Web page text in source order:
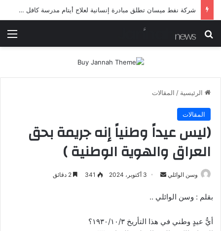
شركة نفط ميسان تطلق مبادرة إنسانية لعلاج أيتام مدرسة كافل اليتيم
بحث عن
الرئيسية / المقالات
المقالات
(ليس عيداً وطنياً إنه جريمة بحق
العراق والهوية الوطنية )
وسن الوائلي
أرسل
إلكترونيا
3 أكتوبر، 2024 341
بقلم : وسن الوائلي ..
أيُّ عيدٍ وطني في هذا التأريخ ١٩٣٠/١٠/٣؟